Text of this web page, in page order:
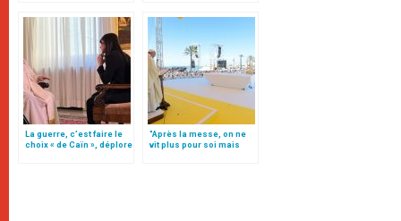
complète)
La guerre, c’est faire le
choix « de Caïn », déplore
"Après la messe, on ne
vit plus pour soi mais